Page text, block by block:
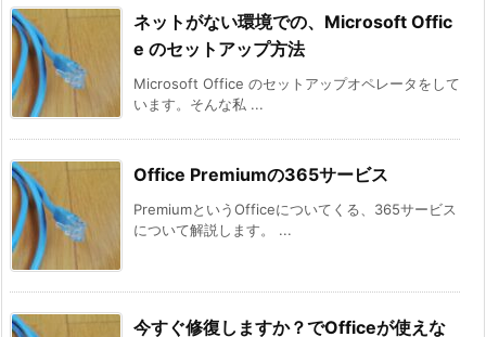
ネットがない環境での、Microsoft Offic
e のセットアップ方法
Microsoft Office のセットアップオペレータをして
います。そんな私 ...
Office Premiumの365サービス
PremiumというOfficeについてくる、365サービス
について解説します。 ...
今すぐ修復しますか？でOfficeが使えな